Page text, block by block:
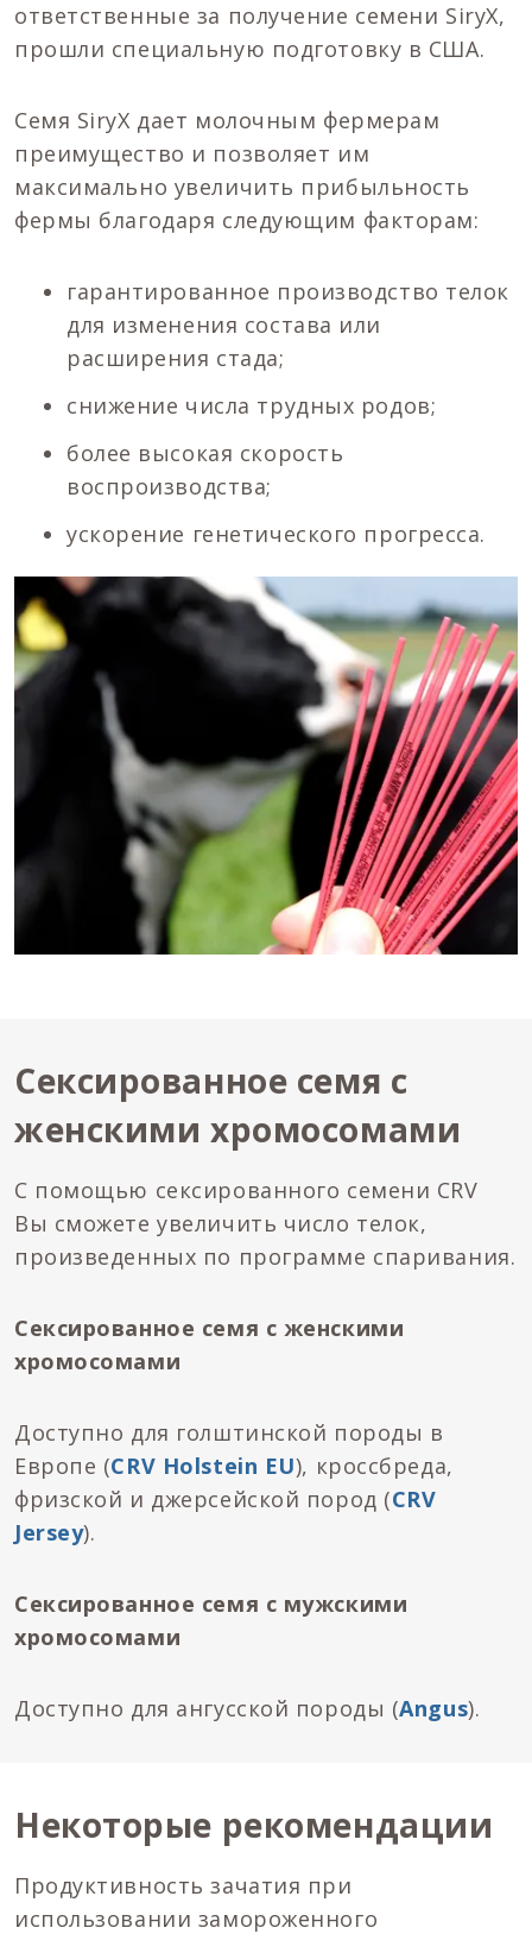
ответственные за получение семени SiryX,
прошли специальную подготовку в США.
Семя SiryX дает молочным фермерам
преимущество и позволяет им
максимально увеличить прибыльность
фермы благодаря следующим факторам:
гарантированное производство телок
для изменения состава или
расширения стада;
снижение числа трудных родов;
более высокая скорость
воспроизводства;
ускорение генетического прогресса.
Сексированное семя с
женскими хромосомами
С помощью сексированного семени CRV
Вы сможете увеличить число телок,
произведенных по программе спаривания.
Сексированное семя с женскими
хромосомами
Доступно для голштинской породы в
Европе (CRV Holstein EU), кроссбреда,
фризской и джерсейской пород (CRV
Jersey).
Сексированное семя с мужскими
хромосомами
Доступно для ангусской породы (Angus).
Некоторые рекомендации
Продуктивность зачатия при
использовании замороженного